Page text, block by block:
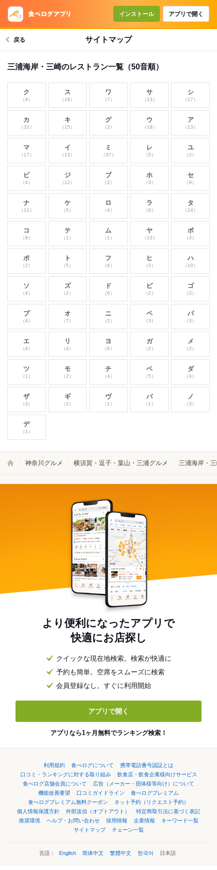
インストール アプリで開く
サイトマップ
戻る
三浦海岸・三崎のレストラン一覧（50音順）
ク
（4）
ス
（18）
ワ
（7）
サ
（13）
シ
（17）
カ
（31）
キ
（15）
グ
（2）
ウ
（18）
ア
（13）
マ
（17）
イ
（13）
ミ
（37）
レ
（5）
ユ
（2）
ビ
（4）
ジ
（12）
ブ
（2）
ホ
（3）
セ
（9）
ナ
（11）
ケ
（5）
ロ
（4）
ラ
（8）
タ
（14）
コ
（6）
テ
（1）
ム
（1）
ヤ
（13）
ボ
（3）
ポ
（2）
ト
（5）
フ
（6）
ヒ
（3）
ハ
（10）
ソ
（4）
ズ
（2）
ド
（6）
ピ
（2）
ゴ
（2）
プ
（4）
オ
（7）
ニ
（2）
ペ
（3）
パ
（3）
エ
（4）
リ
（4）
ヨ
（6）
ガ
（2）
メ
（2）
ツ
（1）
モ
（2）
チ
（4）
ベ
（5）
ダ
（4）
ザ
（3）
ギ
（2）
ヴ
（1）
バ
（1）
ノ
（3）
デ
（1）
神奈川グルメ 横須賀・逗子・葉山・三浦グルメ 三浦海岸・
より便利になったアプリで
快適にお店探し
クイックな現在地検索。検索が快適に
予約も簡単。空席をスムーズに検索
会員登録なし。すぐに利用開始
アプリで開く
アプリなら1ヶ月無料でランキング検索！
利用規約 食べログについて
携帯電話番号認証とは
口コミ・ランキングに対する取り組み
飲食店・飲食企業様向けサービス
食べログ店舗会員について
広告（メーカー・団体様等向け）について
機能改善要望
口コミガイドライン
食べログプレミアム
食べログプレミアム無料クーポン
ネット予約（リクエスト予約）
個人情報保護方針
外部送信（オプトアウト）
特定商取引法に基づく表記
推奨環境
ヘルプ・お問い合わせ 採用情報 企業情報
キーワード一覧
サイトマップ
チェーン一覧
言語： English 简体中文 繁體中文 한국어 日本語